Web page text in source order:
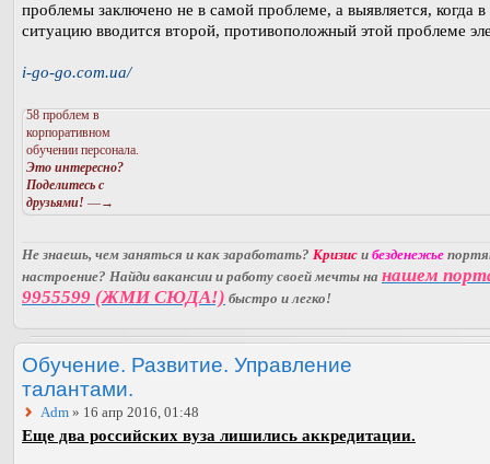
проблемы заключено не в самой проблеме, а выявляется, когда в
ситуацию вводится второй, противоположный этой проблеме
i-go-go.com.ua/
58 проблем в
корпоративном
обучении персонала.
Это интересно?
Поделитесь с
друзьями! —→
Не знаешь, чем заняться и как заработать? Кризис и безденежье
настроение? Найди вакансии и работу своей мечты на нашем
9955599 (ЖМИ СЮДА!) быстро и легко!
Обучение. Развитие. Управление
талантами.
Adm » 16 апр 2016, 01:48
Еще два российских вуза лишились аккредитации.